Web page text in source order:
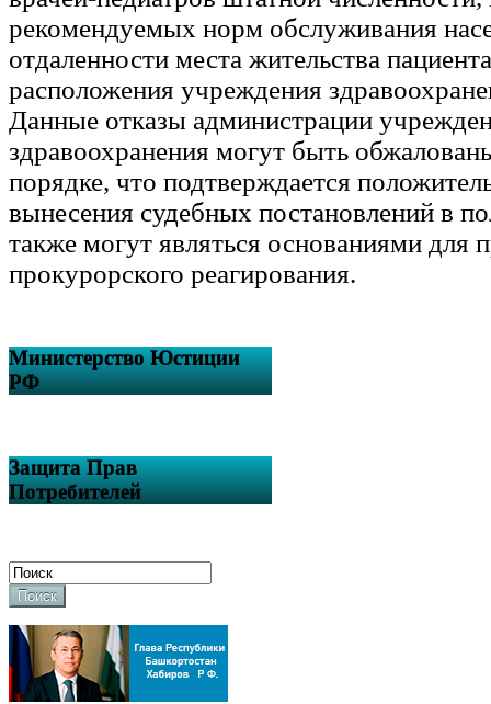
рекомендуемых норм обслуживания
отдаленности места жительства
расположения учреждения
Данные отказы администрации
здравоохранения могут быть
порядке, что подтверждается
вынесения судебных постановлений в
также могут являться основаниями для
прокурорского реагирования.
Министерство Юстиции
РФ
Защита Прав
Потребителей
Поиск